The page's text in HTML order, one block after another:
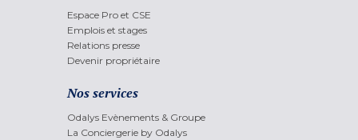
Espace Pro et CSE
Emplois et stages
Relations presse
Devenir propriétaire
Nos services
Odalys Evènements & Groupe
La Conciergerie by Odalys